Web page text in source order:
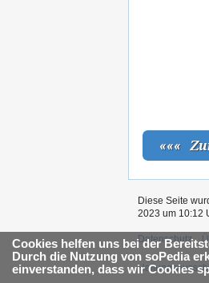
Cookies helfen uns bei der
Durch die Nutzung von soPedia
einverstanden, dass wir Cookies
Diese Seite
2023 um 10:12
Datenschutz